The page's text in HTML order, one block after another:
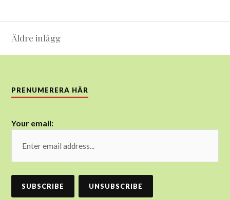
Inläggsnavigering
Äldre inlägg
PRENUMERERA HÄR
Your email: